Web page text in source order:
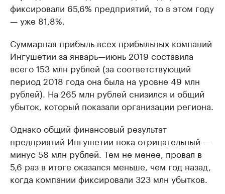
фиксировали 65,6% предприятий, то в этом году
— уже 81,8%.
Суммарная прибыль всех прибыльных компаний
Ингушетии за январь—июнь 2019 составила
всего 153 млн рублей (за соответствующий
период 2018 года она была на уровне 49 млн
рублей). На 265 млн рублей снизился и общий
убыток, который показали организации региона.
Однако общий финансовый результат
предприятий Ингушетии пока отрицательный —
минус 58 млн рублей. Тем не менее, провал в
5,6 раз в итоге оказался меньше, чем год назад,
когда компании фиксировали 323 млн убытков.